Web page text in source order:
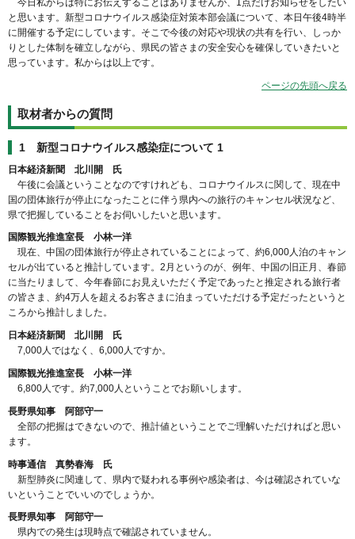
今日私からは特にお伝えすることはありませんが、1点だけお知らせをしたい
と思います。新型コロナウイルス感染症対策本部会議について、本日午後4時半
に開催する予定にしています。そこで今後の対応や現状の共有を行い、しっか
りとした体制を確立しながら、県民の皆さまの安全安心を確保していきたいと
思っています。私からは以上です。
ページの先頭へ戻る
取材者からの質問
1 新型コロナウイルス感染症について 1
日本経済新聞 北川開 氏
午後に会議ということなのですけれども、コロナウイルスに関して、現在中
国の団体旅行が停止になったことに伴う県内への旅行のキャンセル状況など、
県で把握していることをお伺いしたいと思います。
国際観光推進室長 小林一洋
現在、中国の団体旅行が停止されていることによって、約6,000人泊のキャン
セルが出ていると推計しています。2月というのが、例年、中国の旧正月、春節
に当たりまして、今年春節にお見えいただく予定であったと推定される旅行者
の皆さま、約4万人を超えるお客さまに泊まっていただける予定だったというと
ころから推計しました。
日本経済新聞 北川開 氏
7,000人ではなく、6,000人ですか。
国際観光推進室長 小林一洋
6,800人です。約7,000人ということでお願いします。
長野県知事 阿部守一
全部の把握はできないので、推計値ということでご理解いただければと思い
ます。
時事通信 真勢春海 氏
新型肺炎に関連して、県内で疑われる事例や感染者は、今は確認されていな
いということでいいのでしょうか。
長野県知事 阿部守一
県内での発生は現時点で確認されていません。